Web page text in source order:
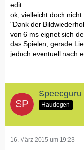
edit:
ok, vielleicht doch nicht:
"Dank der
von 6 ms eignet sich
das Spielen, gerade
jedoch eventuell nach
Speedguru
Haudegen
16. März 2015 um 19:23